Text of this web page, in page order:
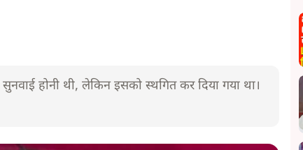
होनी थी, लेकिन इसको स्थगित कर दिया गया था।